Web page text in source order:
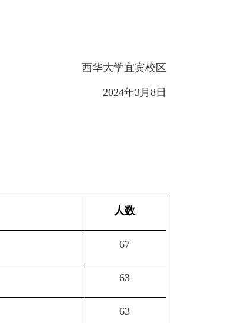
西华大学宜宾校区
2024年3月 8日
人数
67
63
63